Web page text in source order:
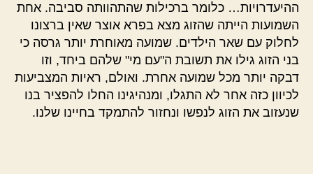
ההיעדרויות… כלומר ברכילות שהתהוותה סביבה. אחת
השמועות הייתה שהזוג מצא בפרא אוצר שאין ברצונו
לחלוק עם שאר הילדים. שמועה מאוחרת יותר גרסה כי
בני הזוג גילו את תשובת ה"עם מי" שלהם ביחד, וזו
דבקה יותר מכל שמועה אחרת. ואולם, ראיות המצביעות
לכיוון כזה אחר לא התגלו, ומנהיגינו החלו להפציר בנו
שנעזוב את הזוג לנפשו ונחזור להתמקד בחיינו שלנו.